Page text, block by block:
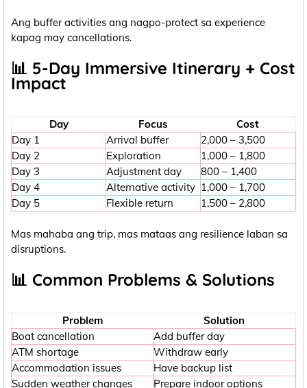
Ang buffer activities ang nagpo-protect sa experience
kapag may cancellations.
📊 5-Day Immersive Itinerary + Cost
Impact
Day Focus
Cost
Day 1
Arrival buffer
2,000 – 3,500
Day 2
Exploration
1,000 – 1,800
Day 3
Adjustment day
800 – 1,400
Day 4
Alternative activity 1,000 – 1,700
Day 5
Flexible return 1,500 – 2,800
Mas mahaba ang trip, mas mataas ang resilience laban sa
disruptions.
📊 Common Problems & Solutions
Problem
Solution
Boat cancellation
Add buffer day
ATM shortage
Withdraw early
Accommodation issues
Have backup list
Sudden weather changes
Prepare indoor options